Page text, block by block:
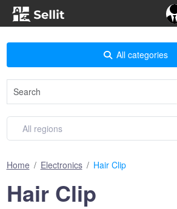
All categories
Home Electronics Hair Clip
Hair Clip